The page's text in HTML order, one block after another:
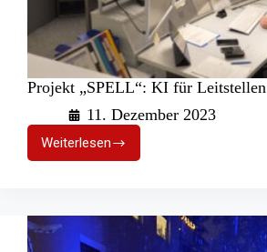
Projekt „SPELL“: KI für Leitstellen
11. Dezember 2023
Weiterlesen
Projekt
„SPELL“:
Leitstellen